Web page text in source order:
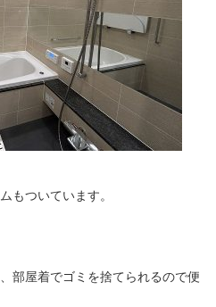
もついています。
部屋着でゴミを捨てられるので便